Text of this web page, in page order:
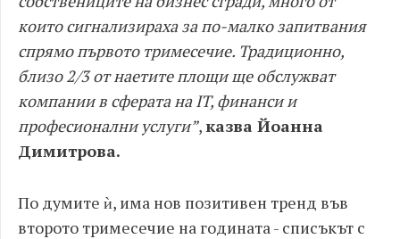
които сигнализираха за по-малко запитвания
спрямо първото тримесечие. Традиционно,
близо 2/3 от наетите площи ще обслужват
компании в сферата на IT, финанси и
професионални услуги”,казва Йоанна
Димитрова.
По думите ѝ, има нов позитивен тренд във
второто тримесечие на годината - списъкът с